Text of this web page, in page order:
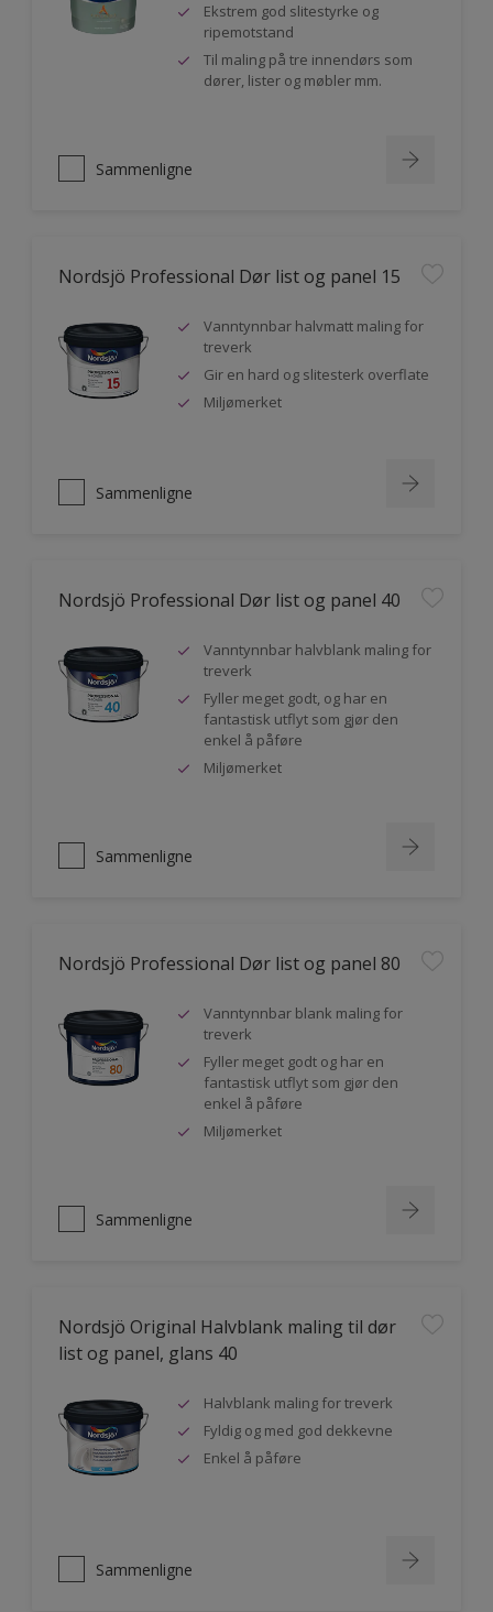
Ekstrem god slitestyrke og
ripemotstand
Til maling på tre innendørs som
dører, lister og møbler mm.
Sammenligne
Nordsjö Professional Dør list og panel 15
Vanntynnbar halvmatt maling for
treverk
Gir en hard og slitesterk overflate
Miljømerket
Sammenligne
Nordsjö Professional Dør list og panel 40
Vanntynnbar halvblank maling for
treverk
Fyller meget godt, og har en
fantastisk utflyt som gjør den
enkel å påføre
Miljømerket
Sammenligne
Nordsjö Professional Dør list og panel 80
Vanntynnbar blank maling for
treverk
Fyller meget godt og har en
fantastisk utflyt som gjør den
enkel å påføre
Miljømerket
Sammenligne
Nordsjö Original Halvblank maling til dør
list og panel, glans 40
Halvblank maling for treverk
Fyldig og med god dekkevne
Enkel å påføre
Sammenligne